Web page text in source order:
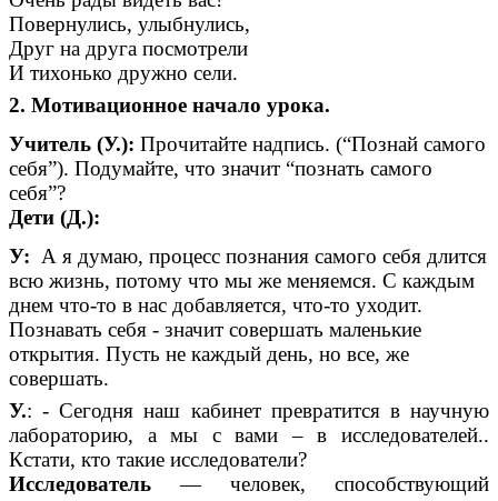
Повернулись, улыбнулись,
Друг на друга посмотрели
И тихонько дружно сели.
2. Мотивационное начало урока.
Учитель (У.): Прочитайте надпись. (“Познай самого
себя”). Подумайте, что значит “познать самого
себя”?
Дети (Д.):
У: А я думаю, процесс познания самого себя длится
всю жизнь, потому что мы же меняемся. С каждым
днем что-то в нас добавляется, что-то уходит.
Познавать себя - значит совершать маленькие
открытия. Пусть не каждый день, но все, же
совершать.
У.: - Сегодня наш кабинет превратится в научную
лабораторию, а мы с вами – в исследователей..
Кстати, кто такие исследователи?
Исследователь — человек, способствующий